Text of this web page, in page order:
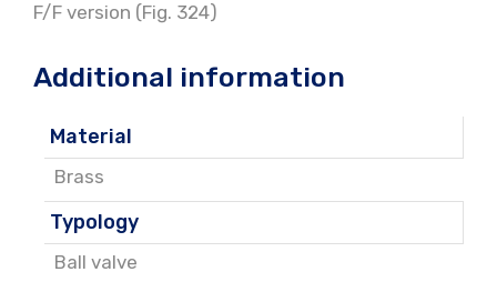
F/F version (Fig. 324)
Additional information
Material
Brass
Typology
Ball valve